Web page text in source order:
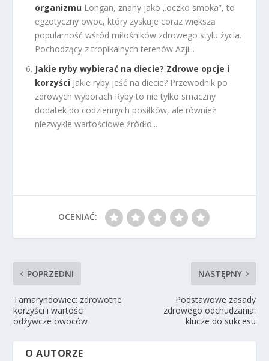
organizmu Longan, znany jako „oczko smoka”, to
egzotyczny owoc, który zyskuje coraz większą
popularność wśród miłośników zdrowego stylu życia.
Pochodzący z tropikalnych terenów Azji...
Jakie ryby wybierać na diecie? Zdrowe opcje i
korzyści Jakie ryby jeść na diecie? Przewodnik po
zdrowych wyborach Ryby to nie tylko smaczny
dodatek do codziennych posiłków, ale również
niezwykle wartościowe źródło...
OCENIAĆ:
POPRZEDNI
Tamaryndowiec: zdrowotne
korzyści i wartości
odżywcze owoców
NASTĘPNY
Podstawowe zasady
zdrowego odchudzania:
klucze do sukcesu
O AUTORZE